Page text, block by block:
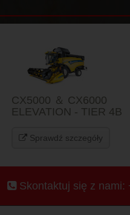
CX5000 ＆ CX6000
ELEVATION - TIER 4B
Sprawdź szczegóły
Skontaktuj się z nami: